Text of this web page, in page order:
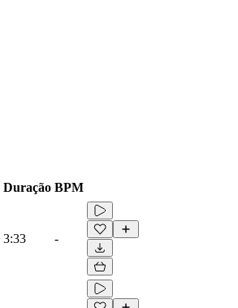
Duração BPM
3:33 -